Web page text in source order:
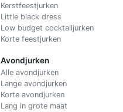
Kerstfeestjurken
Little black dress
Low budget cocktailjurken
Korte feestjurken
Avondjurken
Alle avondjurken
Lange avondjurken
Korte avondjurken
Lang in grote maat